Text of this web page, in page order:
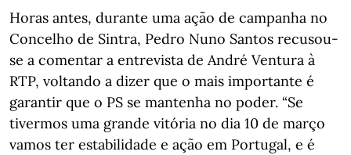
Horas antes, durante uma ação de campanha no
Concelho de Sintra, Pedro Nuno Santos recusou-
se a comentar a entrevista de André Ventura à
RTP, voltando a dizer que o mais importante é
garantir que o PS se mantenha no poder. “Se
tivermos uma grande vitória no dia 10 de março
vamos ter estabilidade e ação em Portugal, e é